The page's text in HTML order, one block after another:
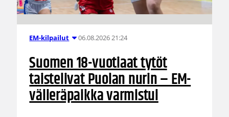
EM-kilpailut 06.08.2026 21:24
Suomen 18-vuotiaat tytöt
taistelivat Puolan nurin – EM-
välieräpaikka varmistui